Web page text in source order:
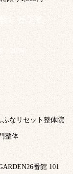
にどうぞ
～20:00
番館 101